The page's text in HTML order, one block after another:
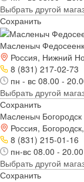
Выбрать другой
Сохранить
Масленыч
Россия, Нижний
8 (831) 217-02-73
пн - вс 08.00 -
Выбрать другой
Сохранить
Масленыч Богородск
Россия,
8 (831) 215-01-16
пн-вс 08.00 - 20.00
Выбрать другой
Сохранить